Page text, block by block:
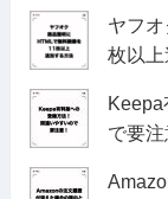
ヤフ
枚以
で要注